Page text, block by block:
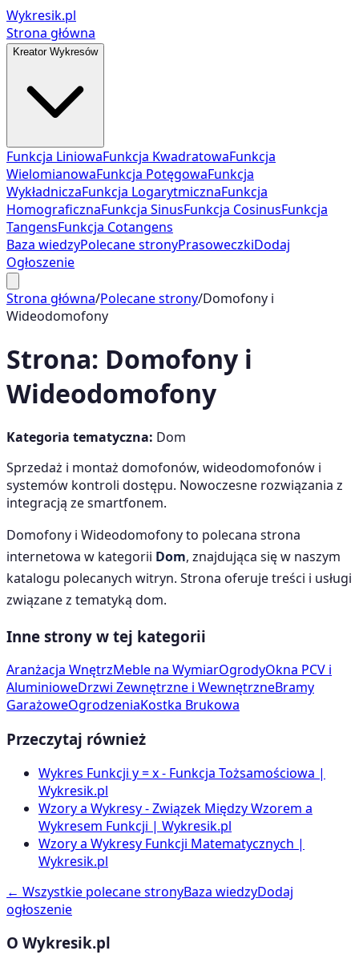
Wykresik.pl
Strona główna
Kreator Wykresów
Funkcja LiniowaFunkcja KwadratowaFunkcja
WielomianowaFunkcja PotęgowaFunkcja
WykładniczaFunkcja LogarytmicznaFunkcja
HomograficznaFunkcja SinusFunkcja CosinusFunkcja
TangensFunkcja Cotangens
Baza wiedzyPolecane stronyPrasoweczkiDodaj
Ogłoszenie
Strona główna/Polecane strony/Domofony i
Wideodomofony
Strona: Domofony i
Wideodomofony
Kategoria tematyczna: Dom
Sprzedaż i montaż domofonów, wideodomofonów i
systemów kontroli dostępu. Nowoczesne rozwiązania z
integracją ze smartfonem.
Domofony i Wideodomofonyto polecana strona
internetowa w kategorii Dom, znajdująca się w naszym
katalogu polecanych witryn. Strona oferuje treści i usługi
związane z tematyką dom.
Inne strony w tej kategorii
Aranżacja WnętrzMeble na WymiarOgrodyOkna PCV i
AluminioweDrzwi Zewnętrzne i WewnętrzneBramy
GarażoweOgrodzeniaKostka Brukowa
Przeczytaj również
Wykres Funkcji y = x - Funkcja Tożsamościowa |
Wykresik.pl
Wzory a Wykresy - Związek Między Wzorem a
Wykresem Funkcji | Wykresik.pl
Wzory a Wykresy Funkcji Matematycznych |
Wykresik.pl
← Wszystkie polecane stronyBaza wiedzyDodaj
ogłoszenie
O Wykresik.pl